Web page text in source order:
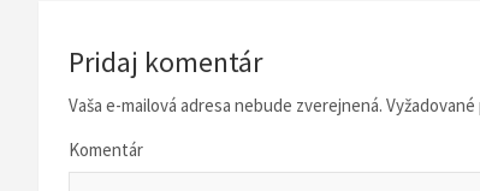
Pridaj komentár
Vaša e-mailová adresa nebude zverejnená.
Komentár